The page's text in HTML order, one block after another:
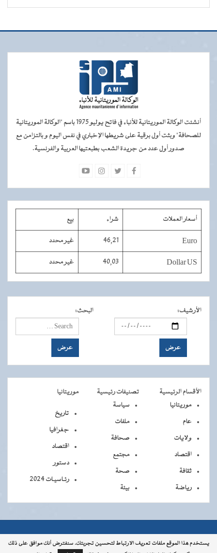
أنشئت الوكالة الموريتانية للأنباء في فاتح يوليو 1975 باسم "الوكالة الموريتانية
للصحافة" وبثت أول برقية على شريطها الإخباري في نفس اليوم و بالتزامن مع
صدور أول عدد من جريدة الشعب بطبعتيها العربية والفرنسية.
أسعار العملات شراء بيع
Euro
46,21 غير محدد
Dollar US
40,03 غير محدد
الأرشيف: البحث:
الأقسام الرئيسية تصنيفات رئيسية
موريتانيا
موريتانيا
عام
ولايات
اقتصاد
ثقافة
رياضة
سياسة
ملفات
صحافة
مجتمع
صحة
بيئة
تاريخ
جغرافيا
اقتصاد
دستور
رئـاسيـات 2024
جميــــع جميع الحقوق محفوظة © 2026 - الوكالة الموريتانية للأنباء
يستخدم هذا الموقع ملفات تعريف الارتباط لتحسين تجربتك. سنفترض أنك موافق على ذلك